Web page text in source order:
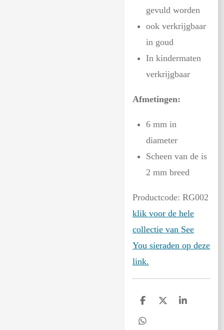
gevuld worden
ook verkrijgbaar
in goud
In kindermaten
verkrijgbaar
Afmetingen:
6 mm in
diameter
Scheen van de is
2 mm breed
Productcode: RG002
klik voor de hele
collectie van See
You sieraden op deze
link.
D
l
D
S
D